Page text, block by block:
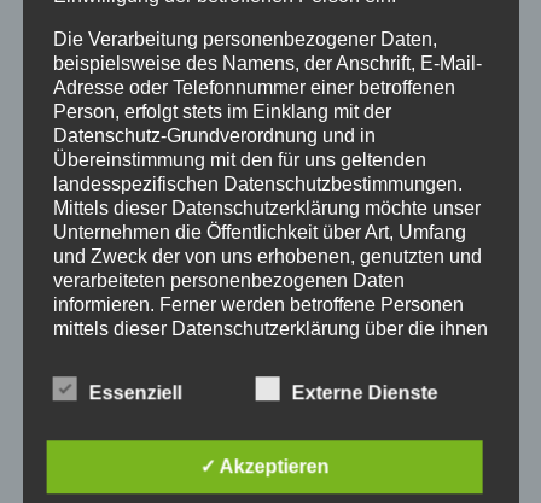
Kategorie:unbestimmte Vogelspinnen
Ähnliche Produkte
Die Verarbeitung personenbezogener Daten,
beispielsweise des Namens, der Anschrift, E-Mail-
Adresse oder Telefonnummer einer betroffenen
Person, erfolgt stets im Einklang mit der
Datenschutz-Grundverordnung und in
Übereinstimmung mit den für uns geltenden
landesspezifischen Datenschutzbestimmungen.
Mittels dieser Datenschutzerklärung möchte unser
Unternehmen die Öffentlichkeit über Art, Umfang
und Zweck der von uns erhobenen, genutzten und
verarbeiteten personenbezogenen Daten
informieren. Ferner werden betroffene Personen
mittels dieser Datenschutzerklärung über die ihnen
Wir haben als für die Verarbeitung Verantwortlicher
Maßnahmen umgesetzt, um einen möglichst
lückenlosen Schutz der über diese Internetseite
verarbeiteten personenbezogenen Daten
Essenziell Externe Dienste
✓ Akzeptieren